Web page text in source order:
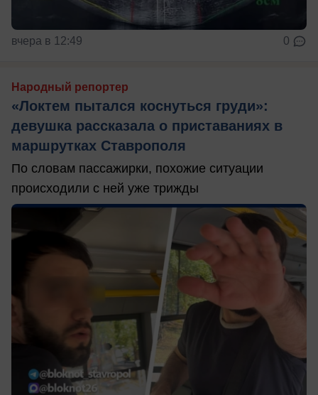
вчера в 12:49 0
Народный репортер
«Локтем пытался коснуться груди»:
девушка рассказала о приставаниях в
маршрутках Ставрополя
По словам пассажирки, похожие ситуации
происходили с ней уже трижды